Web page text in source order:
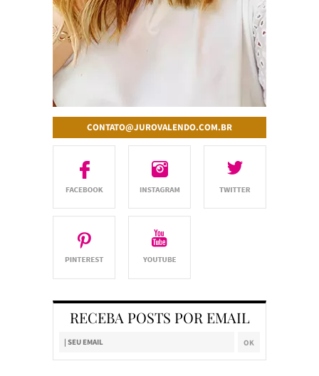
CONTATO@JUROVALENDO.COM.BR
RECEBA POSTS POR EMAIL